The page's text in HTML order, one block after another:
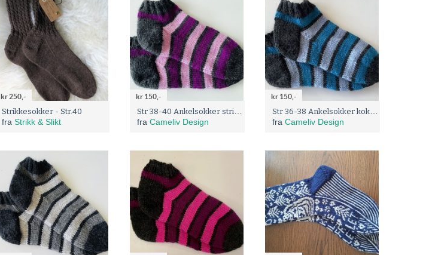
kr 250,-
Strikkesokker - Str.40
fra Strikk & Slikt
kr 150,-
fra Cameliv Design
kr 150,-
fra Cameliv Design